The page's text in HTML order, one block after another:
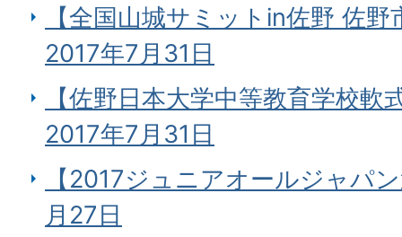
【全国山城サミットin佐野 佐
2017年7月31日
【佐野日本大学中等教育学校軟
2017年7月31日
【2017ジュニアオールジャパ
月27日